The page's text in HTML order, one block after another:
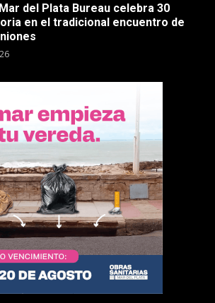
del Plata Bureau celebra 30
en el tradicional encuentro de